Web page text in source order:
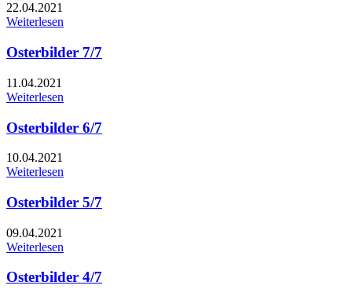
22.04.2021
Weiterlesen
Osterbilder 7/7
11.04.2021
Weiterlesen
Osterbilder 6/7
10.04.2021
Weiterlesen
Osterbilder 5/7
09.04.2021
Weiterlesen
Osterbilder 4/7